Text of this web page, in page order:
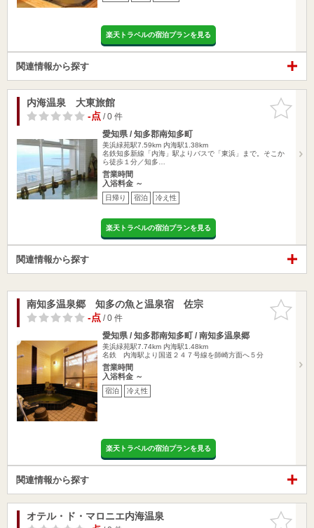
楽天トラベルの宿泊プランを見る
関連情報から探す
お気に入
りに追加
内海温泉 大東旅館
-点/ 0 件
愛知県 / 知多郡南知多町
美浜緑苑駅7.59km 内海駅1.38km
名鉄知多新線「内海」駅よりバスで「東浜」まで。そこか
ら徒歩１分／知多…
営業時間
入浴料金 ～
日帰り 宿泊 冷え性
楽天トラベルの宿泊プランを見る
関連情報から探す
お気に入
りに追加
南知多温泉郷 知多の魚と温泉宿 佐宗
-点/ 0 件
愛知県 / 知多郡南知多町 / 南知多温泉郷
美浜緑苑駅7.74km 内海駅1.48km
名鉄 内海駅より国道２４７号線を師崎方面へ５分
営業時間
入浴料金 ～
宿泊 冷え性
楽天トラベルの宿泊プランを見る
関連情報から探す
お気に入
オテル・ド・マロニエ内海温泉